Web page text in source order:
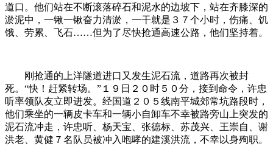
道口。他们站在不断滚落碎石和泥水的边坡下，站在齐膝深的
淤泥中，一锹一锹奋力清淤，一干就是３７个小时，伤痛、饥
饿、劳累、飞石……但为了尽快抢通高速公路，他们坚持着。
刚抢通的上洋隧道进口又发生泥石流，道路再次被封
死。“快！赶紧转场。”１９日２０时５０分，接到命令，许忠
听率领队友立即进发。经国道２０５线南平城郊常坑路段时，
他们乘坐的一辆皮卡车和一辆小自卸车不幸被路旁山上突发的
泥石流冲走，许忠听、杨天宝、张德标、苏茂兴、王崇自、谢
洪老、黄健７名队员被冲入咆哮的建溪洪流，不幸以身殉职。